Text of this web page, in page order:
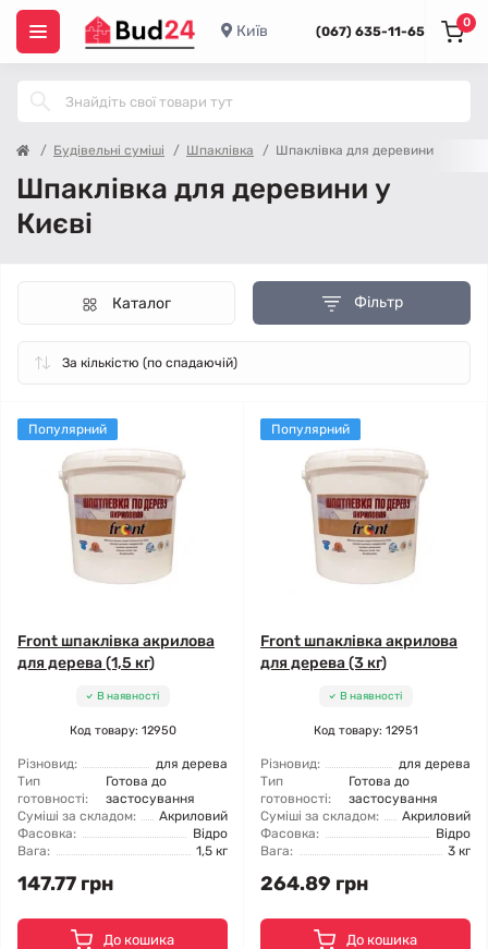
Київ (067) 635-11-65
0
Будівельні суміші Шпаклівка Шпаклівка для деревини
Шпаклівка для деревини у
Києві
Фільтр
Каталог
Популярний
Front шпаклівка акрилова
для дерева (1,5 кг)
В наявності
Код товару: 12950
Різновид:
для дерева
Тип
готовності:
Готова до
застосування
Суміші за складом:
Акриловий
Фасовка:
Відро
Вага:
1,5 кг
147.77 грн
До кошика
Популярний
Front шпаклівка акрилова
для дерева (3 кг)
В наявності
Код товару: 12951
Різновид:
для дерева
Тип
готовності:
Готова до
застосування
Суміші за складом:
Акриловий
Фасовка:
Відро
Вага:
3 кг
264.89 грн
До кошика